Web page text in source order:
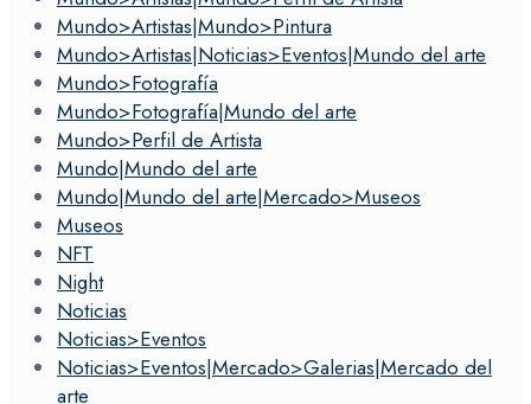
Mundo>Artistas|Mundo>Pintura
Mundo>Artistas|Noticias>Eventos|Mundo del arte
Mundo>Fotografía
Mundo>Fotografía|Mundo del arte
Mundo>Perfil de Artista
Mundo|Mundo del arte
Mundo|Mundo del arte|Mercado>Museos
Museos
NFT
Night
Noticias
Noticias>Eventos
Noticias>Eventos|Mercado>Galerias|Mercado del
arte